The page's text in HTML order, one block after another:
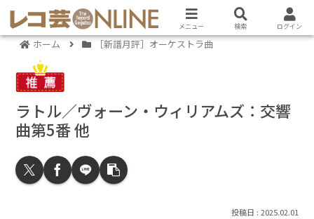
ホーム ［新譜月評］オーケストラ曲
ラトル／ヴォーン・ウィリアムズ：交響
曲第5番 他
2025.02.01
メニュー 検索 ログイン